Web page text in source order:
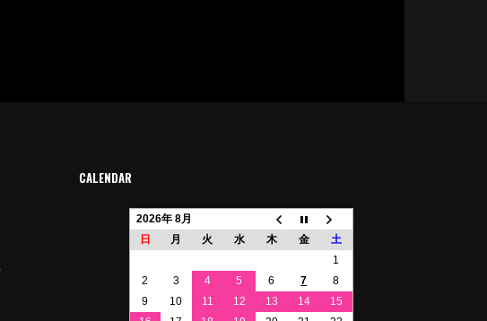
CALENDAR
2026年 8月
日
月 火 水 木 金
土
1
2
3 4 5 6 7
8
9
10 11 12 13 14
15